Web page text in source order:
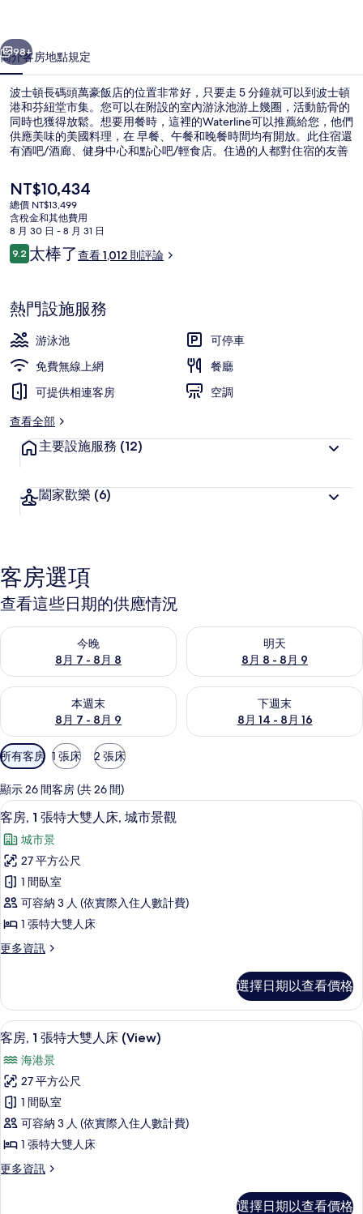
豪
飯
店
的
相
片
集
個 下一個
98+
簡介客房地點規定
波士頓長碼頭萬豪飯店的位置非常好，只要走 5 分鐘就可以到波士頓
港和芬紐堂市集。您可以在附設的室內游泳池游上幾圈，活動筋骨的
同時也獲得放鬆。想要用餐時，這裡的Waterline可以推薦給您，他們
供應美味的美國料理，在 早餐、午餐和晚餐時間均有開放。此住宿還
有酒吧/酒廊、健身中心和點心吧/輕食店。住過的人都對住宿的友善
水族館，斯戴特街站則是走 8 分鐘可以到。
目
前
的
價
格
是
NT$10,434
總價 NT$13,499
含稅金和其他費用
8 月 30 日 - 8 月 31 日
評
論
9.29.2 分，滿分 10 分，
太棒了查看 1,012 則評論
熱門設施服務
游泳池
可停車
免費無線上網
餐廳
可提供相連客房
空調
查看全部
主要設施服務 (12)
闔家歡樂 (6)
客房選項
查看這些日期的供應情況
今晚
8月 7 - 8月 8
查看今晚 (8月 7 - 8月 8) 的供應情況
明天
8月 8 - 8月 9
查看明天 (8月 8 - 8月 9) 的供
本週末
8月 7 - 8月 9
查看本週末 (8月 7 - 8月 9) 的供應情況
下週末
8月 14 - 8月 16
查看下週末 (8月 14 - 8月 16)
可
用
的
客
房
篩
選
條
件
所有客房 1 張床 2 張床
顯示 26 間客房 (共 26 間)
顯
示
客
房,
張
特
大
人
床,
城
市
景
觀
的
所
有
客房內保險箱、書桌、筆電工作空間
14
客房, 1 張特大雙人床, 城市景觀
城市景
27 平方公尺
1 間臥室
可容納 3 人 (依實際入住人數計費)
1 張特大雙人床
更多資訊
更
1
張
特
雙
人
床,
城
市
景
觀
的
選擇日期以查看價格
顯
客
房,
張
特
大
客房內保險箱、書桌、筆電工作空間
10
客房, 1 張特大雙人床 (View)
海港景
27 平方公尺
1 間臥室
可容納 3 人 (依實際入住人數計費)
1 張特大雙人床
更多資訊
更
選擇日期以查看價格